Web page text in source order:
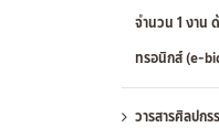
จำนวน 1 งาน
ทรอนิกส์ (e-
วารสารศิลปก